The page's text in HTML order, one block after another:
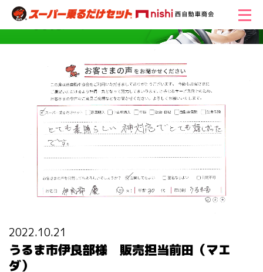
2022.10.21
うるま市伊良部様 販売担当前田（マエ
ダ）